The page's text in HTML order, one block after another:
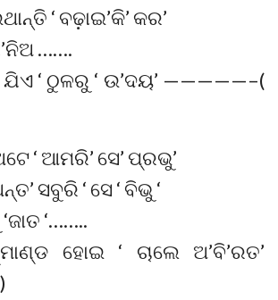
‘ ବଢ଼ାଇ’କି’ କର’
…….
ଯିଏ ‘ ଠୁଳରୁ ‘ ଉ’ଦୟ’ —————–(
‘ ଆମରି’ ସେ’ ପ୍ରଭୁ’
ସବୁରି ‘ ସେ ‘ ବିଭୁ ‘
‘……..
ହୋଇ ‘ ଚାଲେ ଅ’ବି’ରତ’